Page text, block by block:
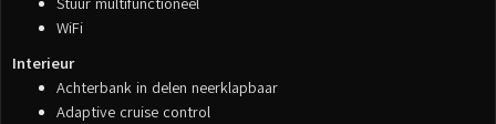
WiFi
Interieur
Achterbank in delen neerklapbaar
Adaptive cruise control